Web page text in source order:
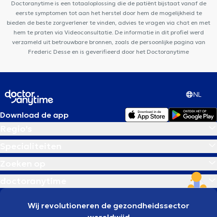
Doctoranytime is een totaaloplossing die de patiënt bijstaat vanaf de
eerste symptomen tot aan het herstel door hem de mogelijkheid te
bieden de beste zorgverlener te vinden, advies te vragen via chat en met
hem te praten via Videoconsultatie. De informatie in dit profiel werd
verzameld uit betrouwbare bronnen, zoals de persoonlijke pagina van
Frederic Desse en is geverifieerd door het Doctoranytime
NL
Download de app
Wij revolutioneren de gezondheidssector